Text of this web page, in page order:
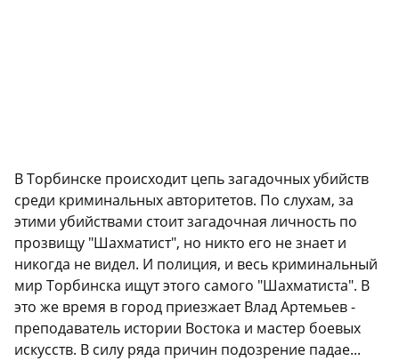
В Торбинске происходит цепь загадочных убийств
среди криминальных авторитетов. По слухам, за
этими убийствами стоит загадочная личность по
прозвищу "Шахматист", но никто его не знает и
никогда не видел. И полиция, и весь криминальный
мир Торбинска ищут этого самого "Шахматиста". В
это же время в город приезжает Влад Артемьев -
преподаватель истории Востока и мастер боевых
искусств. В силу ряда причин подозрение падае...